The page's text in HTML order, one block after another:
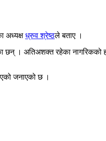
अध्यक्ष ध्रुव श्रेष्ठले बताए ।
। अतिअशक्त रहेका नागरिकको
जनाएको छ ।